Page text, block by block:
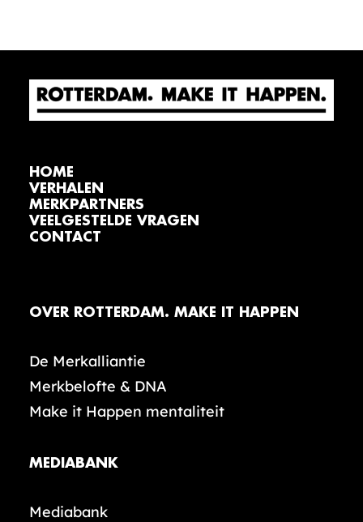
HOME
VERHALEN
MERKPARTNERS
VEELGESTELDE VRAGEN
CONTACT
OVER ROTTERDAM. MAKE IT HAPPEN
De Merkalliantie
Merkbelofte & DNA
Make it Happen mentaliteit
MEDIABANK
Mediabank